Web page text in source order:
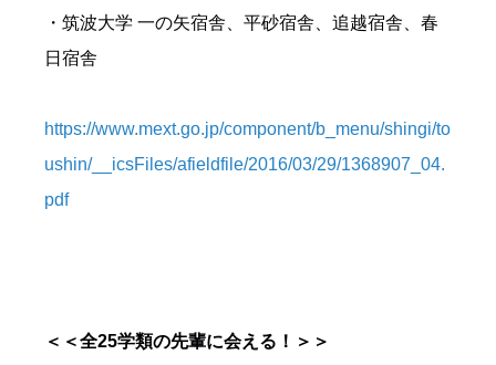
・筑波大学 一の矢宿舎、平砂宿舎、追越宿舎、春
日宿舎
https://www.mext.go.jp/component/b_menu/shingi/to
ushin/__icsFiles/afieldfile/2016/03/29/1368907_04.
pdf
＜＜全25学類の先輩に会える！＞＞